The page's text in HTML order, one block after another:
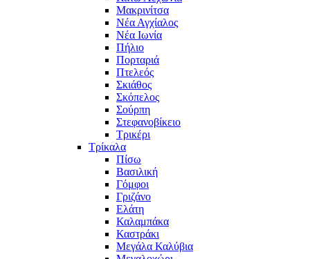
Μακρινίτσα
Νέα Αγχίαλος
Νέα Ιωνία
Πήλιο
Πορταριά
Πτελεός
Σκιάθος
Σκόπελος
Σούρπη
Στεφανοβίκειο
Τρικέρι
Τρίκαλα
Πίσω
Βασιλική
Γόμφοι
Γριζάνο
Ελάτη
Καλαμπάκα
Καστράκι
Μεγάλα Καλύβια